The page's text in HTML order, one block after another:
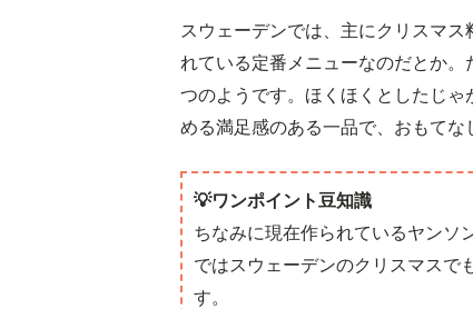
スウェーデンでは、主にクリスマ
れている定番メニューなのだとか
つのようです。ほくほくとしたじ
める満足感のある一品で、おもてな
💡ワンポイント豆知識
ちなみに現在作られているヤンソ
ではスウェーデンのクリスマスで
す。